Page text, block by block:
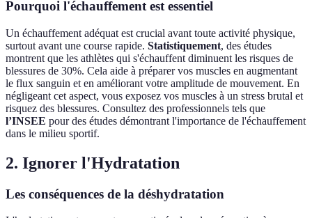
Pourquoi l'échauffement est essentiel
Un échauffement adéquat est crucial avant toute activité physique,
surtout avant une course rapide. Statistiquement, des études
montrent que les athlètes qui s'échauffent diminuent les risques de
blessures de 30%. Cela aide à préparer vos muscles en augmentant
le flux sanguin et en améliorant votre amplitude de mouvement. En
négligeant cet aspect, vous exposez vos muscles à un stress brutal et
risquez des blessures. Consultez des professionnels tels que
l’INSEE pour des études démontrant l'importance de l'échauffement
dans le milieu sportif.
2. Ignorer l'Hydratation
Les conséquences de la déshydratation